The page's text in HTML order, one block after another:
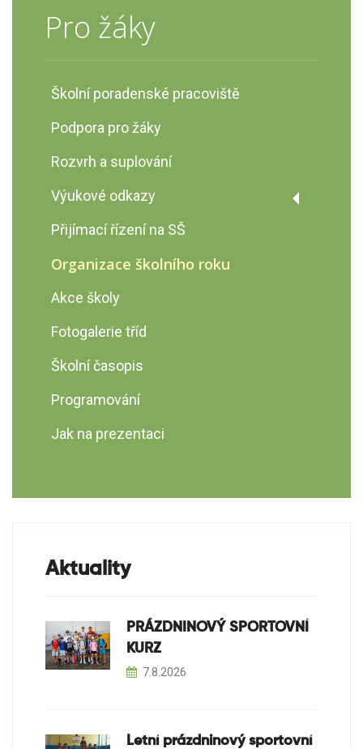
Pro žáky
Školní poradenské pracoviště
Podpora pro žáky
Rozvrh a suplování
Výukové odkazy
Prvouka
Anglický jazyk
Přijímací řízení na SŠ
Organizace školního roku
Akce školy
Fotogalerie tříd
Školní časopis
Programování
Jak na prezentaci
Aktuality
PRÁZDNINOVÝ SPORTOVNÍ
KURZ
7.8.2026
Letní prázdninový sportovní